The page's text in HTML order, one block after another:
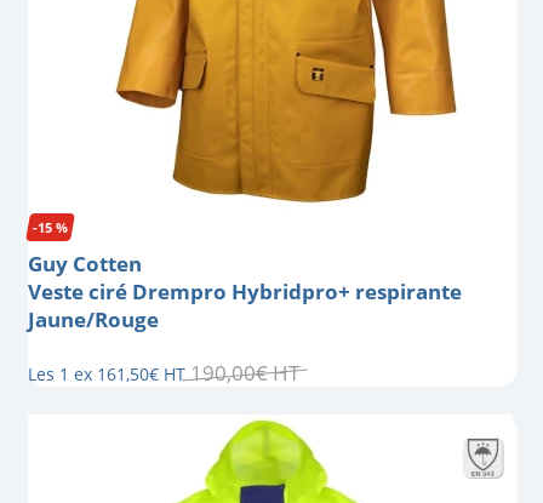
-15 %
Guy Cotten
Veste ciré Drempro Hybridpro+ respirante
Jaune/Rouge
Les 1 ex 161 ,50€ HT 190,00€HT